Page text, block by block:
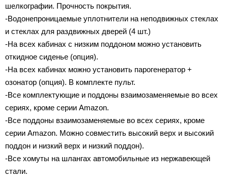
шелкографии. Прочность покрытия.
-Водонепроницаемые уплотнители на неподвижных стеклах
и стеклах для раздвижных дверей (4 шт.)
-На всех кабинах с низким поддоном можно установить
откидное сиденье (опция).
-На всех кабинах можно установить парогенератор +
озонатор (опция). В комплекте пульт.
-Все комплектующие и поддоны взаимозаменяемые во всех
сериях, кроме серии Amazon.
-Все поддоны взаимозаменяемые во всех сериях, кроме
серии Amazon. Можно совместить высокий верх и высокий
поддон и низкий верх и низкий поддон).
-Все хомуты на шлангах автомобильные из нержавеющей
стали.